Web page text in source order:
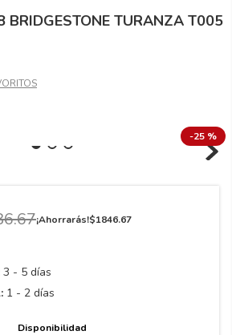
TURANZA T005
-25 %
.67¡Ahorrarás!$1846.67
3 - 5 días
1 - 2 días
Disponibilidad
7 195 65 15